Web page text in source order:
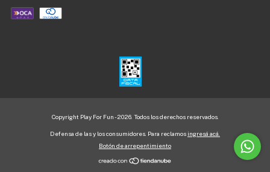
Copyright Play For Fun - 2026. Todos los derechos reservados.
Defensa de las y los consumidores. Para reclamos ingresá acá.
Botón de arrepentimiento